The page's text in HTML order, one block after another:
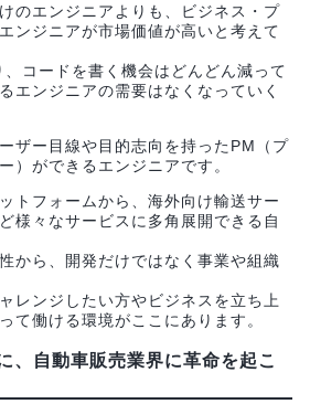
のエンジニアよりも、ビジネス・プ
ンジニアが市場価値が高いと考えて
コードを書く機会はどんどん減って
エンジニアの需要はなくなっていく
ザー目線や目的志向を持ったPM（プ
）ができるエンジニアです。
トフォームから、海外向け輸送サー
様々なサービスに多角展開できる自
から、開発だけではなく事業や組織
レンジしたい方やビジネスを立ち上
て働ける環境がここにあります。
、自動車販売業界に革命を起こ